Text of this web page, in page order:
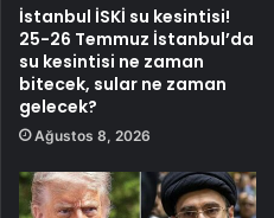
İstanbul İSKİ su kesintisi!
25-26 Temmuz İstanbul’da
su kesintisi ne zaman
bitecek, sular ne zaman
gelecek?
Ağustos 8, 2026